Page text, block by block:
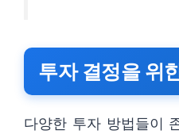
투자 결정을 위
다양한 투자 방법들이